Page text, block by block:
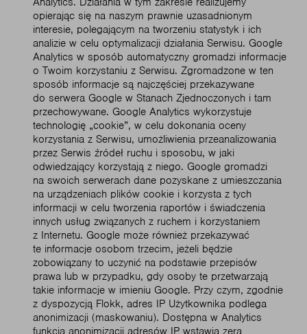
opierając się na naszym prawnie uzasadnionym
interesie, polegającym na tworzeniu statystyk i ich
analizie w celu optymalizacji działania Serwisu. Google
Analytics w sposób automatyczny gromadzi informacje
o Twoim korzystaniu z Serwisu. Zgromadzone w ten
sposób informacje są najczęściej przekazywane
do serwera Google w Stanach Zjednoczonych i tam
przechowywane. Google Analytics wykorzystuje
technologię „cookie”, w celu dokonania oceny
korzystania z Serwisu, umożliwienia przeanalizowania
przez Serwis źródeł ruchu i sposobu, w jaki
odwiedzający korzystają z niego. Google gromadzi
na swoich serwerach dane pozyskane z umieszczania
na urządzeniach plików cookie i korzysta z tych
informacji w celu tworzenia raportów i świadczenia
innych usług związanych z ruchem i korzystaniem
z Internetu. Google może również przekazywać
te informacje osobom trzecim, jeżeli będzie
zobowiązany to uczynić na podstawie przepisów
prawa lub w przypadku, gdy osoby te przetwarzają
takie informacje w imieniu Google. Przy czym, zgodnie
z dyspozycją Flokk, adres IP Użytkownika podlega
anonimizacji (maskowaniu). Dostępna w Analytics
funkcja anonimizacji adresów IP wstawia zera